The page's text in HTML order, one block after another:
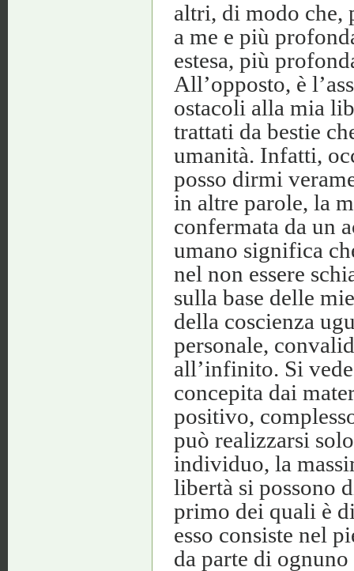
altri, di modo che,
a me e più
estesa, più
All’opposto, è
ostacoli alla mia
trattati da bestie
umanità. Infatti,
posso dirmi
in altre parole, la
confermata da un
umano significa
nel non essere
sulla base delle
della coscienza
personale,
all’infinito. Si
concepita dai
positivo,
può realizzarsi
individuo, la
libertà si possono
primo dei quali è
esso consiste nel
da parte di